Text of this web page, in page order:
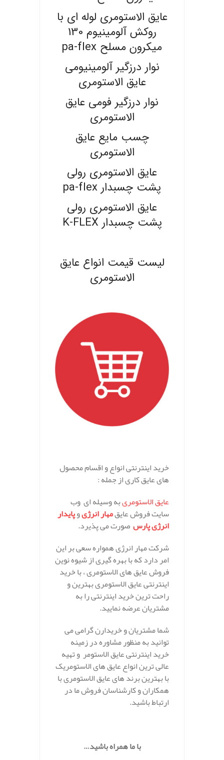
عایق الاستومری لوله ای با
روکش آلومینیوم 130
میکرون مسلح pa-flex
نوار درزگیر آلومینیومی
عایق الاستومری
نوار درزگیر فومی عایق
الاستومری
چسب مایع عایق
الاستومری
عایق الاستومری رولی
پشت چسبدار pa-flex
عایق الاستومری رولی
پشت چسبدار K-FLEX
لیست قیمت انواع عایق
الاستومری
خرید اینترنتی انواع و اقسام محصول
های عایق کاری از جمله :
عایق الاستومریبه وسیله ای وب
سایت فروش عایقمهار انرژیوپایدار
انرژی پارسصورت می پذیرد.
شرکت مهار انرژی همواره سعی بر این
امر دارد که با بهره گیری از شیوه نوین
فروش عایق های الاستومری ، با خرید
اینترنتی عایق الاستومری بهترین و
راحت ترین خرید اینترنتی را به
مشتریان عرضه نمایید.
شما مشتریان و خریدارن گرامی می
توانید به منظور مشاوره در زمینه
خرید اینترنتی عایق الاستومر و تهیه
عالی ترین انواع عایق های الاستومریک
با بهترین برند های عایق الاستومری با
همکاران و کارشناسان فروش ما در
ارتباط باشید.
با ما همراه باشید…